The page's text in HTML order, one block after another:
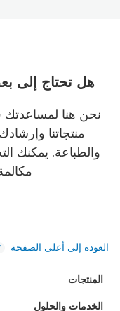
هل تحتاج إلى
نحن هنا
منتجاتنا
والطباعة. يمكنك
العودة إلى أعلى الصفحة
المنتجات
الخدمات والحلول